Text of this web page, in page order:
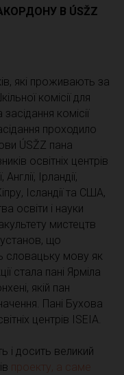
В ÚSŽZ
які проживають за
комісії для
комісії
проходило
ÚSŽZ пана
освітніх центрів
Ірландії,
Ісландії та США,
освіти і науки
мистецтв
що
словацьку мову як
стала пані Ярміла
якій пан
Пані Бухова
центрів ISEIA.
досить великий
проекту, а саме